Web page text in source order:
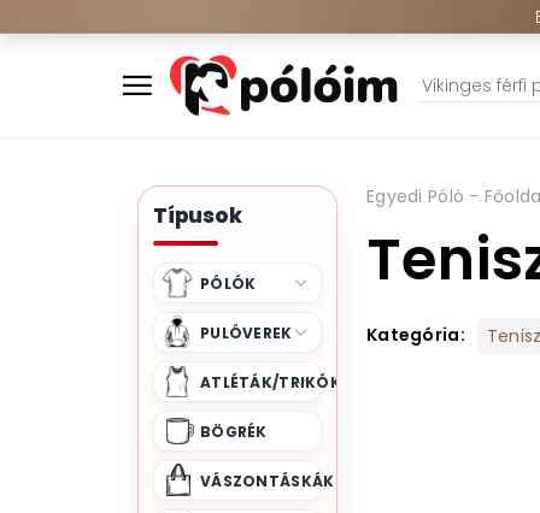
Típusok
PÓLÓK
PULÓVEREK
ATLÉTÁK/TRIKÓK
BÖGRÉK
VÁSZONTÁSKÁK
Egyedi Póló -
Kategória: Tenisz